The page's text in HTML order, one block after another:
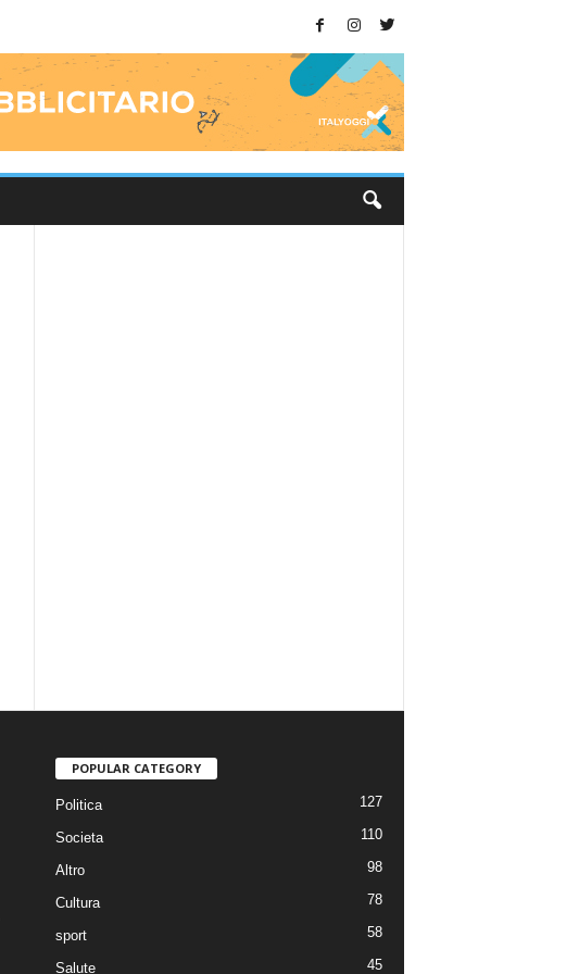
POPULAR CATEGORY
Politica 127
Societa 110
Altro 98
Cultura 78
sport 58
Salute 45